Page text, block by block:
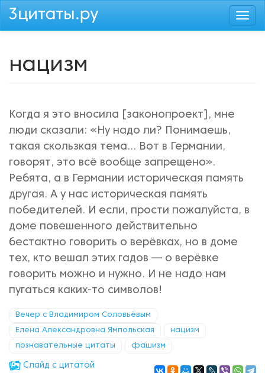
Перейти
нацизм
Когда я это вносила [законопроект], мне
люди сказали: «Ну надо ли? Понимаешь,
такая скользкая тема... Вот в Германии,
говорят, это всё вообще запрещено».
Ребята, а в Германии историческая память
другая. А у нас историческая память
победителей. И если, прости пожалуйста, в
доме повешенного действительно
бестактно говорить о верёвках, но в доме
тех, кто вешал этих гадов — о верёвке
говорить можно и нужно. И не надо нам
пугаться каких-то символов!
Вечер с Владимиром Соловьёвым
Елена Александровна Ямпольская нацизм
познавательные цитаты фашизм
Cлайд с цитатой